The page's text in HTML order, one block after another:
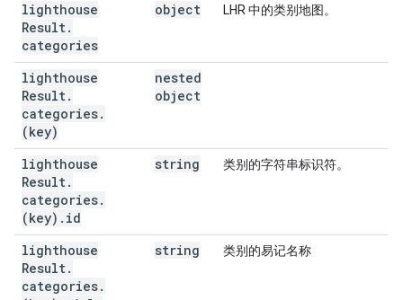
lighthouse
Result.
categories
object LHR 中的类别地图。
lighthouse
Result.
categories.
(key)
nested
object
lighthouse
Result.
categories.
(key) . id
string 类别的字符串标识符。
lighthouse
Result.
categories.
string 类别的易记名称